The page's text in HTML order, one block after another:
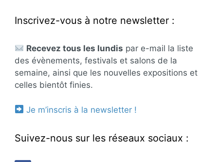
Inscrivez-vous à notre newsletter :
Recevez tous les lundis par e-mail la liste
des évènements, festivals et salons de la
semaine, ainsi que les nouvelles expositions et
celles bientôt finies.
Je m’inscris à la newsletter !
Suivez-nous sur les réseaux sociaux :